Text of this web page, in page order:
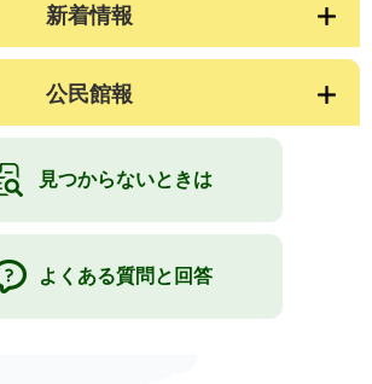
新着情報
公民館報
見つからないときは
よくある質問と回答